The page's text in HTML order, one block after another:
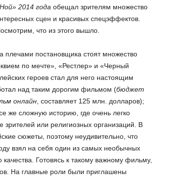
2014 года обещал зрителям множество
сцен и красивых спецэффектов.
что из этого вышло.
плечами постановщика стоят множество
по мечте», «Рестлер» и «Черный
героев стал для него настоящим
над таким дорогим фильмом (бюджет
онлайн, составляет 125 млн. долларов);
же сложную историю, где очень легко
или религиозных организаций. В
сюжеты, поэтому неудивительно, что
взял на себя один из самых необычных
Готовясь к такому важному фильму,
На главные роли были приглашены